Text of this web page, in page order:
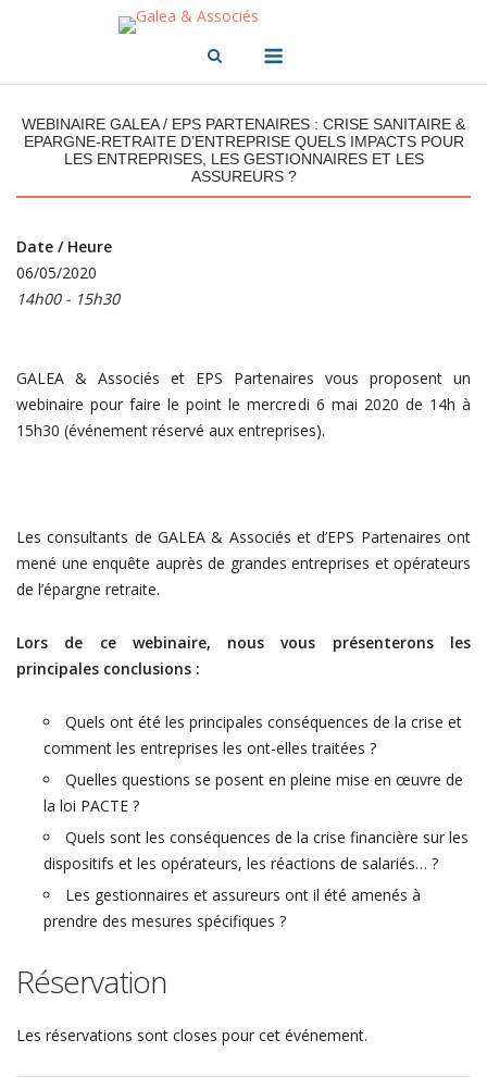
WEBINAIRE GALEA / EPS PARTENAIRES : CRISE SANITAIRE &
EPARGNE-RETRAITE D’ENTREPRISE QUELS IMPACTS POUR
LES ENTREPRISES, LES GESTIONNAIRES ET LES
ASSUREURS ?
Date / Heure
06/05/2020
14h00 - 15h30
GALEA & Associés et EPS Partenaires vous proposent un
webinaire pour faire le point le mercredi 6 mai 2020 de 14h à
15h30 (événement réservé aux entreprises).
Les consultants de GALEA & Associés et d’EPS Partenaires ont
mené une enquête auprès de grandes entreprises et opérateurs
de l’épargne retraite.
Lors de ce webinaire, nous vous présenterons les
principales conclusions :
Quels ont été les principales conséquences de la crise et
comment les entreprises les ont-elles traitées ?
Quelles questions se posent en pleine mise en œuvre de
la loi PACTE ?
Quels sont les conséquences de la crise financière sur les
dispositifs et les opérateurs, les réactions de salariés… ?
Les gestionnaires et assureurs ont il été amenés à
prendre des mesures spécifiques ?
Réservation
Les réservations sont closes pour cet événement.